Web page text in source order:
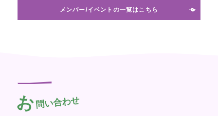
メンバー/イベントの一覧はこちら
お問い合わせ